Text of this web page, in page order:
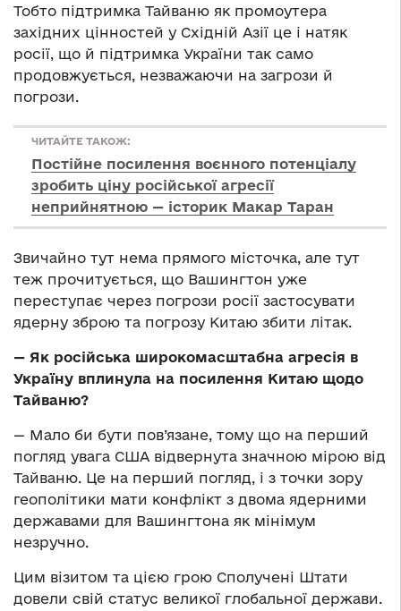
Тобто підтримка Тайваню як промоутера
західних цінностей у Східній Азії це і натяк
росії, що й підтримка України так само
продовжується, незважаючи на загрози й
погрози.
ЧИТАЙТЕ ТАКОЖ:
Постійне посилення воєнного потенціалу
зробить ціну російської агресії
неприйнятною — історик Макар Таран
Звичайно тут нема прямого місточка, але тут
теж прочитується, що Вашингтон уже
переступає через погрози росії застосувати
ядерну зброю та погрозу Китаю збити літак.
— Як російська широкомасштабна агресія в
Україну вплинула на посилення Китаю щодо
Тайваню?
— Мало би бути пов’язане, тому що на перший
погляд увага США відвернута значною мірою від
Тайваню. Це на перший погляд, і з точки зору
геополітики мати конфлікт з двома ядерними
державами для Вашингтона як мінімум
незручно.
Цим візитом та цією грою Сполучені Штати
довели свій статус великої глобальної держави.